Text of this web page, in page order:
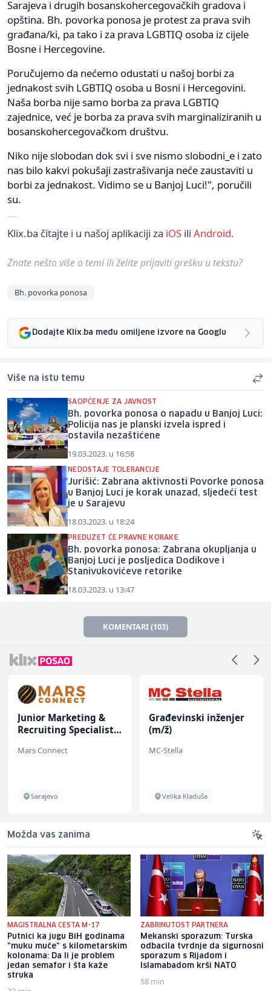
Sarajeva i drugih bosanskohercegovačkih gradova i
opština. Bh. povorka ponosa je protest za prava svih
građana/ki, pa tako i za prava LGBTIQ osoba iz cijele
Bosne i Hercegovine.
Poručujemo da nećemo odustati u našoj borbi za
jednakost svih LGBTIQ osoba u Bosni i Hercegovini.
Naša borba nije samo borba za prava LGBTIQ
zajednice, već je borba za prava svih marginaliziranih u
bosanskohercegovačkom društvu.
Niko nije slobodan dok svi i sve nismo slobodni_e i zato
nas bilo kakvi pokušaji zastrašivanja neće zaustaviti u
borbi za jednakost. Vidimo se u Banjoj Luci!", poručili
su.
Klix.ba čitajte i u našoj aplikaciji za iOS ili Android.
Znate nešto više o temi ili želite prijaviti grešku u tekstu?
Bh. povorka ponosa
Dodajte Klix.ba među omiljene izvore na Googlu
Više na istu temu
SAOPĆENJE ZA JAVNOST
Bh. povorka ponosa o napadu u Banjoj Luci:
Policija nas je planski izvela ispred i
ostavila nezaštićene
19.03.2023. u 16:58
NEDOSTAJE TOLERANCIJE
Jurišić: Zabrana aktivnosti Povorke ponosa
u Banjoj Luci je korak unazad, sljedeći test
je u Sarajevu
18.03.2023. u 18:24
PREDUZET ĆE PRAVNE KORAKE
Bh. povorka ponosa: Zabrana okupljanja u
Banjoj Luci je posljedica Dodikove i
Stanivukovićeve retorike
18.03.2023. u 13:47
KOMENTARI (103)
Junior Marketing &
Recruiting Specialist
Mars Connect
Sarajevo
Građevinski inženjer
(m/ž)
MC-Stella
Velika Kladuša
Možda vas zanima
MAGISTRALNA CESTA M-17
Putnici ka jugu BiH godinama
"muku muče" s kilometarskim
kolonama: Da li je problem
jedan semafor i šta kaže
struka
ZABRINUTOST PARTNERA
Mekanski sporazum: Turska
odbacila tvrdnje da sigurnosni
sporazum s Rijadom i
Islamabadom krši NATO
58 min